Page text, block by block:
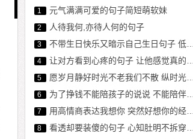
1 元气满满可爱的句子简短萌软妹
2 人待我何,亦待人何的句子
3 不带生日快乐又暗示自己生日句子 低调内涵暗示生日说说
4 让对方看到心疼的句子 让他感觉真的失去你了
5 愿岁月静好时光不老我们不散 纵时光荏苒,愿岁月静好
6 为了挣钱不能陪孩子的说说 不能陪伴孩子心酸句子 亏欠孩子的经典语句
7 用高情商表达我想你 突然好想你的经典句子
8 看透却要装傻的句子 心知肚明不拆穿的句子